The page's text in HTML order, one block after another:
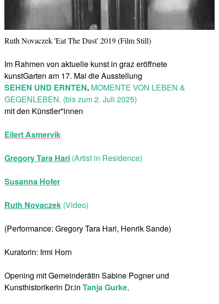
Ruth Novaczek 'Eat The Dust' 2019 (Film Still)
Im Rahmen von aktuelle kunst in graz eröffnete
kunstGarten am 17. Mai die Ausstellung
SEHEN UND ERNTEN. MOMENTE VON LEBEN &
GEGENLEBEN. (bis zum 2. Juli 2025)
mit den Künstler*innen
Eilert Asmervik
Gregory Tara Hari (Artist in Residence)
Susanna Hofer
Ruth Novaczek (Video)
(Performance: Gregory Tara Hari, Henrik Sande)
Kuratorin: Irmi Horn
Opening mit Gemeinderätin Sabine Pogner und
Kunsthistorikerin Dr.in Tanja Gurke.